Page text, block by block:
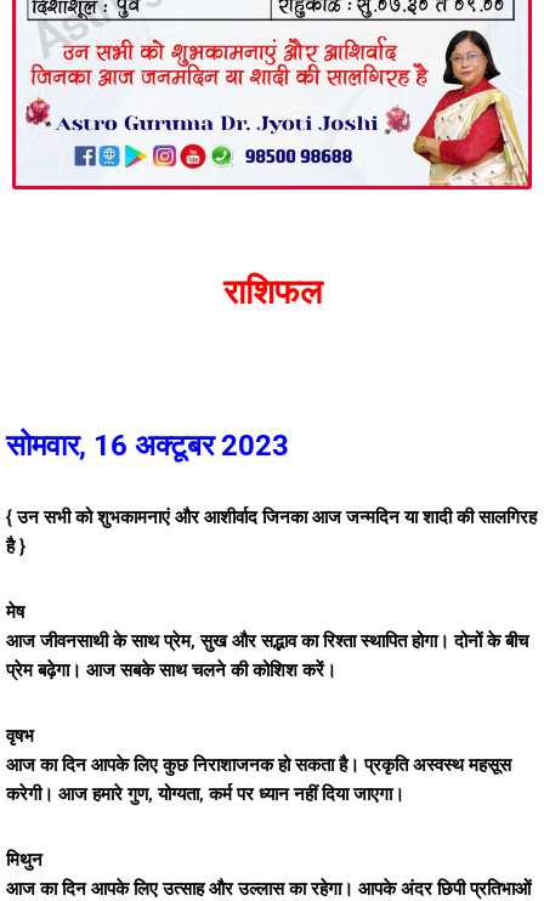
राशिफल
सोमवार, 16 अक्टूबर 2023
{ उन सभी को शुभकामनाएं और आशीर्वाद जिनका आज जन्मदिन या शादी की सालगिरह
है }
मेष
आज जीवनसाथी के साथ प्रेम, सुख और सद्भाव का रिश्ता स्थापित होगा। दोनों के बीच
प्रेम बढ़ेगा। आज सबके साथ चलने की कोशिश करें।
वृषभ
आज का दिन आपके लिए कुछ निराशाजनक हो सकता है। प्रकृति अस्वस्थ महसूस
करेगी। आज हमारे गुण, योग्यता, कर्म पर ध्यान नहीं दिया जाएगा।
मिथुन
आज का दिन आपके लिए उत्साह और उल्लास का रहेगा। आपके अंदर छिपी प्रतिभाओं